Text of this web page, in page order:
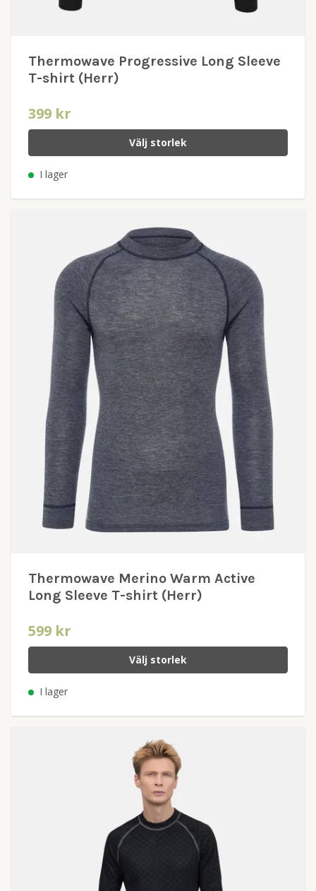
Thermowave Progressive Long Sleeve
T-shirt (Herr)
399 kr
Välj storlek
I lager
Thermowave Merino Warm Active
Long Sleeve T-shirt (Herr)
599 kr
Välj storlek
I lager